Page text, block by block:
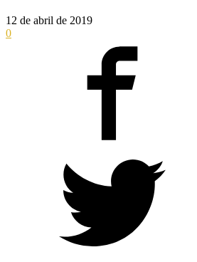
12 de abril de 2019
0